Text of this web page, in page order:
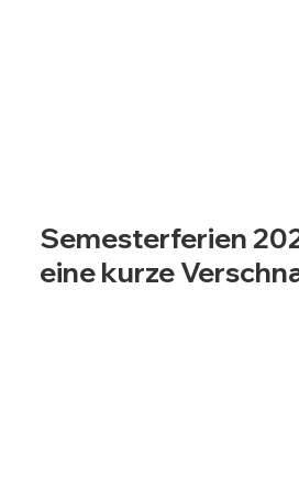
Semesterferien
eine kurze